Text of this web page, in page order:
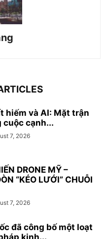
hiếm và AI: Mặt trận
cuộc cạnh...
7, 2026
DRONE MỸ –
“KÉO LƯỚI” CHUỖI
7, 2026
đã công bố một loạt
kinh...